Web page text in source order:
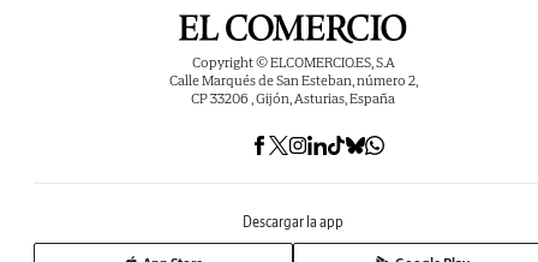
Copyright © ELCOMERCIO.ES, S.A
Calle Marqués de San Esteban, número 2,
CP 33206 , Gijón, Asturias, España
Descargar la app